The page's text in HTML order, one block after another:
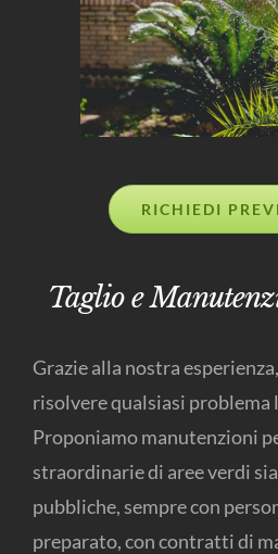
RICHIEDI
Taglio e
Grazie alla nostra
risolvere qualsiasi problema
Proponiamo manutenzioni
straordinarie di aree verdi
pubbliche, sempre con
preparato, con contratti di